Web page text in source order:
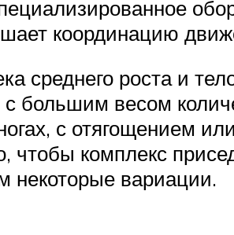
координацию
среднего роста и
большим весом
с отягощением
чтобы комплекс
некоторые вариации.